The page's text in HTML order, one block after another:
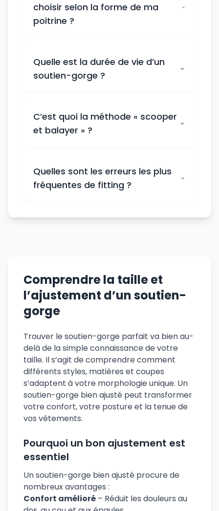
choisir selon la forme de ma
poitrine ?
Quelle est la durée de vie d’un
soutien-gorge ?
C’est quoi la méthode « scooper
et balayer » ?
Quelles sont les erreurs les plus
fréquentes de fitting ?
Comprendre la taille et
l’ajustement d’un soutien-
gorge
Trouver le soutien-gorge parfait va bien au-
delà de la simple connaissance de votre
taille. Il s’agit de comprendre comment
différents styles, matières et coupes
s’adaptent à votre morphologie unique. Un
soutien-gorge bien ajusté peut transformer
votre confort, votre posture et la tenue de
vos vêtements.
Pourquoi un bon ajustement est
essentiel
Un soutien-gorge bien ajusté procure de
nombreux avantages :
Confort amélioré – Réduit les douleurs au